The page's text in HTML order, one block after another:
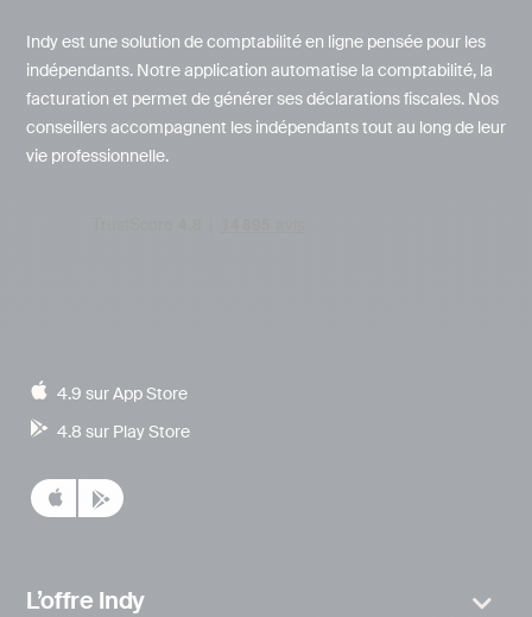
Indy est une solution de comptabilité en ligne pensée pour les
indépendants. Notre application automatise la comptabilité, la
facturation et permet de générer ses déclarations fiscales. Nos
conseillers accompagnent les indépendants tout au long de leur
vie professionnelle.
4.9 sur App Store
4.8 sur Play Store
L’offre Indy